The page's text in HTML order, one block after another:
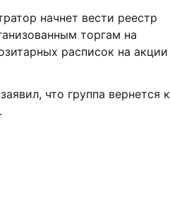
начнет вести реестр
торгам на
расписок на акции
что группа вернется к